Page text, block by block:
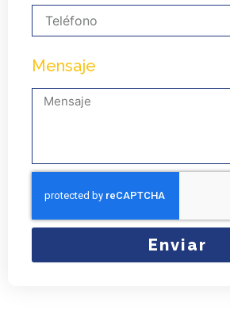
Mensaje
Enviar